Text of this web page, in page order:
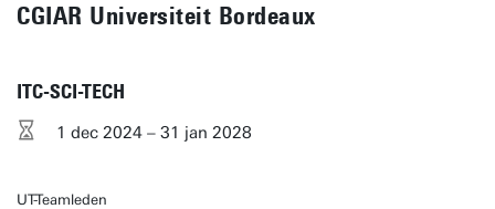
CGIAR Universiteit Bordeaux
ITC-SCI-TECH
1 dec 2024 – 31 jan 2028
UT-Teamleden